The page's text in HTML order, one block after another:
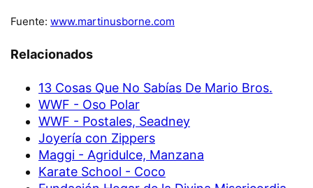
Fuente: www.martinusborne.com
Relacionados
13 Cosas Que No Sabías De Mario Bros.
WWF - Oso Polar
WWF - Postales, Seadney
Joyería con Zippers
Maggi - Agridulce, Manzana
Karate School - Coco